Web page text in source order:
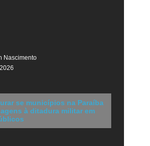
Nascimento
se municípios na Paraíba
à ditadura militar em